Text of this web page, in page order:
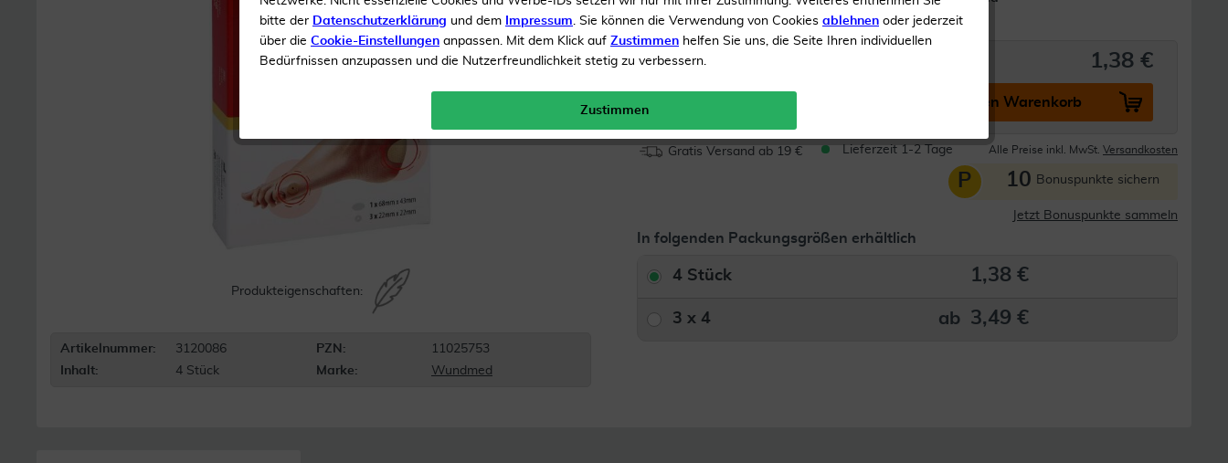
Hypoallergen
2 Größen
Produkteigenschaften:
Artikelnummer: 3120086 PZN:
11025753
Inhalt:
4 Stück Marke: Wundmed
Inhalt4 Stück 1,38 €
In den Warenkorb
Gratis Versand ab 19 € Lieferzeit 1-2 Tage Alle Preise inkl. MwSt. Versandkosten
P 10 Bonuspunkte sichern
Jetzt Bonuspunkte sammeln
In folgenden Packungsgrößen erhältlich
4 Stück 1,38 €
3 x 4 ab 3,49 €
bitte der Datenschutzerklärung und dem Impressum. Sie können die Verwendung von Cookies ablehnen oder jederzeit
über die Cookie-Einstellungen anpassen. Mit dem Klick auf Zustimmen helfen Sie uns, die Seite Ihren individuellen
Bedürfnissen anzupassen und die Nutzerfreundlichkeit stetig zu verbessern.
Zustimmen